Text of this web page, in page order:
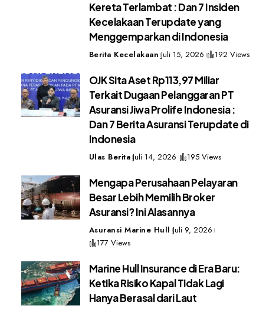
Kereta Terlambat : Dan 7 Insiden
Kecelakaan Terupdate yang
Menggemparkan di Indonesia
Berita Kecelakaan Juli 15, 2026 192 Views
OJK Sita Aset Rp113,97 Miliar
Terkait Dugaan Pelanggaran PT
Asuransi Jiwa Prolife Indonesia :
Dan 7 Berita Asuransi Terupdate di
Indonesia
Ulas Berita Juli 14, 2026 195 Views
Mengapa Perusahaan Pelayaran
Besar Lebih Memilih Broker
Asuransi? Ini Alasannya
Asuransi Marine Hull Juli 9, 2026
177 Views
Marine Hull Insurance di Era Baru:
Ketika Risiko Kapal Tidak Lagi
Hanya Berasal dari Laut